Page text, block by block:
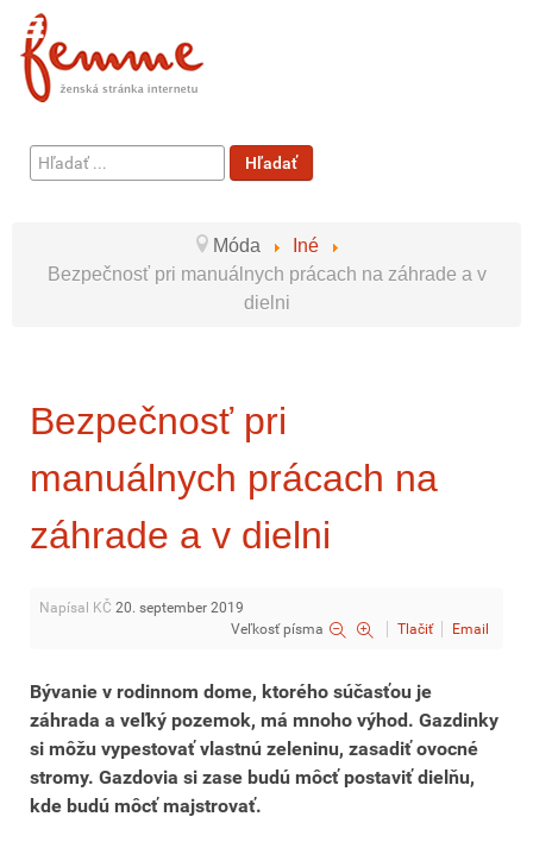
Hľadať
...
Hľadať
Móda
Iné
Bezpečnosť pri manuálnych prácach na záhrade a v
dielni
Bezpečnosť pri
manuálnych prácach na
záhrade a v dielni
Napísal KČ 20. september 2019
Veľkosť písma
Tlačiť Email
Bývanie v rodinnom dome, ktorého súčasťou je
záhrada a veľký pozemok, má mnoho výhod. Gazdinky
si môžu vypestovať vlastnú zeleninu, zasadiť ovocné
stromy. Gazdovia si zase budú môcť postaviť dielňu,
kde budú môcť majstrovať.